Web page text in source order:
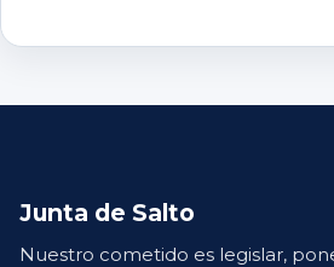
Junta de Salto
Nuestro cometido es legislar,